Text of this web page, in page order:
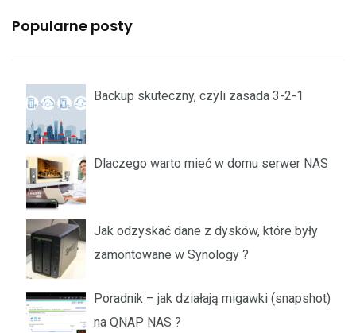
Popularne posty
Backup skuteczny, czyli zasada 3-2-1
Dlaczego warto mieć w domu serwer NAS
Jak odzyskać dane z dysków, które były
zamontowane w Synology ?
Poradnik – jak działają migawki (snapshot)
na QNAP NAS ?